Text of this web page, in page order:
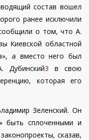
состав вошел
ранее исключили
о том, что А.
Киевской областной
а вместо него был
Дубинский3 в свою
которая его
Зеленский. Он
быть сплоченными и
сказав,